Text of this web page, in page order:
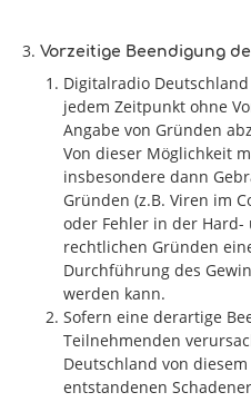
Vorzeitige Beendigung
Digitalradio
jedem Zeitpunkt ohne
Angabe von Gründen
Von dieser Möglichkeit
insbesondere dann
Gründen (z.B. Viren im
oder Fehler in der
rechtlichen Gründen
Durchführung des
werden kann.
Sofern eine derartige
Teilnehmenden
Deutschland von
entstandenen